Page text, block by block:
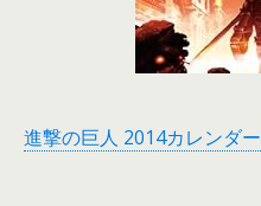
進撃の巨人 2014カレンダー